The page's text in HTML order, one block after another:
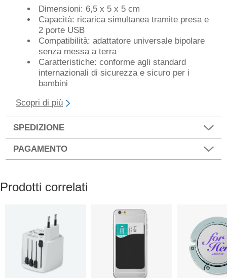
Dimensioni: 6,5 x 5 x 5 cm
Capacità: ricarica simultanea tramite presa e
2 porte USB
Compatibilità: adattatore universale bipolare
senza messa a terra
Caratteristiche: conforme agli standard
internazionali di sicurezza e sicuro per i
bambini
Scopri di più
SPEDIZIONE
PAGAMENTO
Prodotti correlati